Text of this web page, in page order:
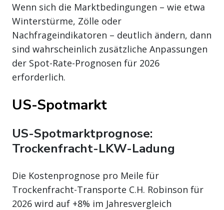
Wenn sich die Marktbedingungen – wie etwa
Winterstürme, Zölle oder
Nachfrageindikatoren – deutlich ändern, dann
sind wahrscheinlich zusätzliche Anpassungen
der Spot-Rate-Prognosen für 2026
erforderlich.
US-Spotmarkt
US-Spotmarktprognose:
Trockenfracht-LKW-Ladung
Die Kostenprognose pro Meile für
Trockenfracht-Transporte C.H. Robinson für
2026 wird auf +8% im Jahresvergleich